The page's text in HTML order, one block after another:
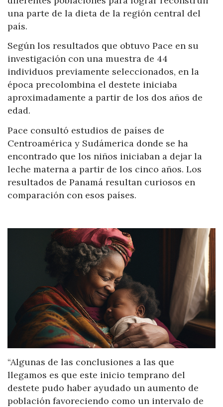
una parte de la dieta de la región central del
país.
Según los resultados que obtuvo Pace en su
investigación con una muestra de 44
individuos previamente seleccionados, en la
época precolombina el destete iniciaba
aproximadamente a partir de los dos años de
edad.
Pace consultó estudios de países de
Centroamérica y Sudámerica donde se ha
encontrado que los niños iniciaban a dejar la
leche materna a partir de los cinco años. Los
resultados de Panamá resultan curiosos en
comparación con esos países.
“Algunas de las conclusiones a las que
llegamos es que este inicio temprano del
destete pudo haber ayudado un aumento de
población favoreciendo como un intervalo de